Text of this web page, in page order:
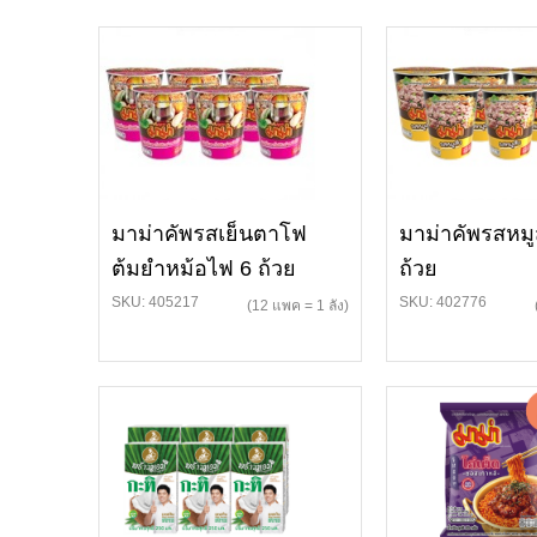
มาม่าคัพรสเย็นตาโฟ
ต้มยำหม้อไฟ 6 ถ้วย
SKU: 405217 (12 แพค = 1 ลัง)
มาม่าคัพรสห
ถ้วย
SKU: 402776